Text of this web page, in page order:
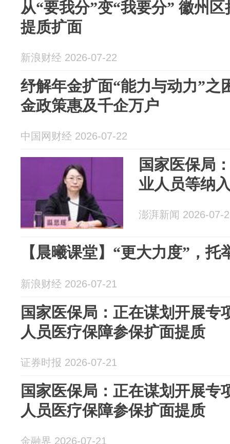
从“要我分”变“我要分” 徽州
提质扩面
新浪财经 2026-07-22
纾解年金扩面“能力与动力”之
金政策惠及千企万户
中国网财经 2026-07-22
国家医保局
业人员等纳
澎湃新闻 2026-07-
【晨曦课堂】“更大力度”，托
新浪财经 2026-07-21
国家医保局：正在谋划开展专
人员医疗保障参保扩面提质
证券时报 2026-07-21
国家医保局：正在谋划开展专
人员医疗保障参保扩面提质
金融界 2026-07-21